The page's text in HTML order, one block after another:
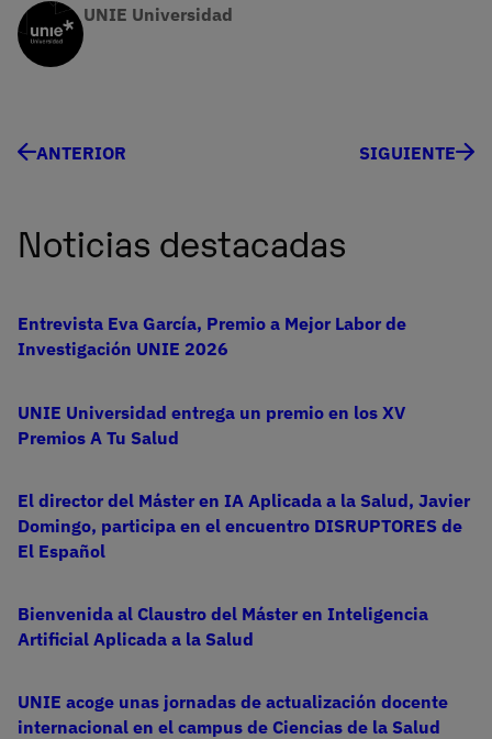
UNIE Universidad
ANTERIOR SIGUIENTE
Noticias destacadas
Entrevista Eva García, Premio a Mejor Labor de
Investigación UNIE 2026
UNIE Universidad entrega un premio en los XV
Premios A Tu Salud
El director del Máster en IA Aplicada a la Salud, Javier
Domingo, participa en el encuentro DISRUPTORES de
El Español
Bienvenida al Claustro del Máster en Inteligencia
Artificial Aplicada a la Salud
UNIE acoge unas jornadas de actualización docente
internacional en el campus de Ciencias de la Salud